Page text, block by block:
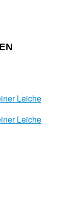
Leiche
Leiche